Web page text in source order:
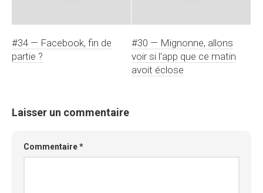
#34 — Facebook, fin de
partie ?
#30 — Mignonne, allons
voir si l'app que ce matin
avoit éclose
Laisser un commentaire
Commentaire*